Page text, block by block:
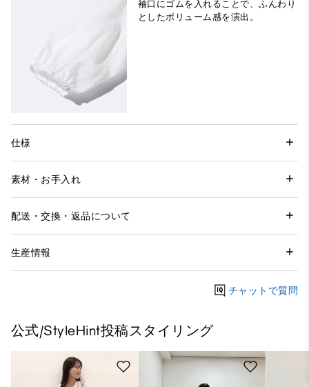
袖口にゴムを入れることで、ふんわり
としたボリューム感を演出。
仕様
素材・お手入れ
配送・交換・返品について
生産情報
チャットで質問
公式/StyleHint投稿スタイリング